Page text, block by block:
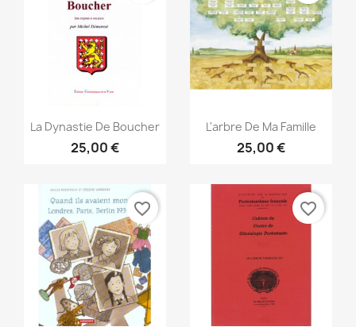
Aperçu rapide
La Dynastie De Boucher
25,00 €
Aperçu rapide
L'arbre De Ma Famille
25,00 €
favorite_border favorite_border